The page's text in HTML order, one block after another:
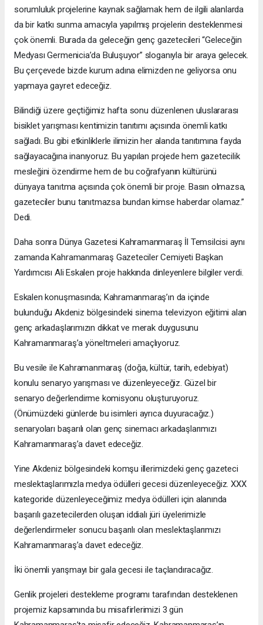
sorumluluk projelerine kaynak sağlamak hem de ilgili alanlarda
da bir katkı sunma amacıyla yapılmış projelerin desteklenmesi
çok önemli. Burada da geleceğin genç gazetecileri “Geleceğin
Medyası Germenicia’da Buluşuyor” sloganıyla bir araya gelecek.
Bu çerçevede bizde kurum adına elimizden ne geliyorsa onu
yapmaya gayret edeceğiz.
Bilindiği üzere geçtiğimiz hafta sonu düzenlenen uluslararası
bisiklet yarışması kentimizin tanıtımı açısında önemli katkı
sağladı. Bu gibi etkinliklerle ilimizin her alanda tanıtımına fayda
sağlayacağına inanıyoruz. Bu yapılan projede hem gazetecilik
mesleğini özendirme hem de bu coğrafyanın kültürünü
dünyaya tanıtma açısında çok önemli bir proje. Basın olmazsa,
gazeteciler bunu tanıtmazsa bundan kimse haberdar olamaz.”
Dedi.
Daha sonra Dünya Gazetesi Kahramanmaraş İl Temsilcisi aynı
zamanda Kahramanmaraş Gazeteciler Cemiyeti Başkan
Yardımcısı Ali Eskalen proje hakkında dinleyenlere bilgiler verdi.
Eskalen konuşmasında; Kahramanmaraş’ın da içinde
bulunduğu Akdeniz bölgesindeki sinema televizyon eğitimi alan
genç arkadaşlarımızın dikkat ve merak duygusunu
Kahramanmaraş’a yöneltmeleri amaçlıyoruz.
Bu vesile ile Kahramanmaraş (doğa, kültür, tarih, edebiyat)
konulu senaryo yarışması ve düzenleyeceğiz. Güzel bir
senaryo değerlendirme komisyonu oluşturuyoruz.
(Önümüzdeki günlerde bu isimleri ayrıca duyuracağız.)
senaryoları başarılı olan genç sinemacı arkadaşlarımızı
Kahramanmaraş’a davet edeceğiz.
Yine Akdeniz bölgesindeki komşu illerimizdeki genç gazeteci
meslektaşlarımızla medya ödülleri gecesi düzenleyeceğiz. XXX
kategoride düzenleyeceğimiz medya ödülleri için alanında
başarılı gazetecilerden oluşan iddialı jüri üyelerimizle
değerlendirmeler sonucu başarılı olan meslektaşlarımızı
Kahramanmaraş’a davet edeceğiz.
İki önemli yarışmayı bir gala gecesi ile taçlandıracağız.
Genlik projeleri destekleme programı tarafından desteklenen
projemiz kapsamında bu misafirlerimizi 3 gün